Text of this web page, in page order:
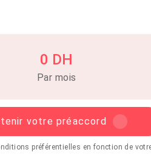
0 DH
Par mois
votre préaccord
préférentielles en fonction de